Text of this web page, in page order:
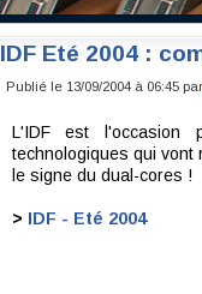
IDF Eté 2004 :
Publié le 13/09/2004 à 06:45 par
L'IDF est
technologiques qui vont
le signe du dual-cores !
> IDF - Eté 2004